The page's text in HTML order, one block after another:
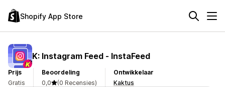
Shopify App Store
K: Instagram Feed ‑ InstaFeed
Prijs
Gratis
Beoordeling
0,0
(0 Recensies)
Ontwikkelaar
Kaktus